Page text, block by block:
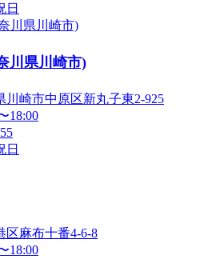
日
川県川崎市)
川崎市中原区新丸子東2-925
18:00
日
区麻布十番4-6-8
18:00